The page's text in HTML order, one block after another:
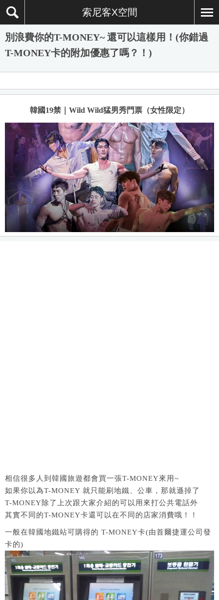
索尼客X空間
別浪費你的T-MONEY~ 還可以這樣用！(你錯過
T-MONEY卡的附加優惠了嗎？！)
韓國19禁｜Wild Wild猛男秀門票（女性限定）
相信很多人到韓國旅遊都會買一張T-MONEY來用~
如果你以為T-MONEY 就只能刷地鐵、公車，那就遜掉了
T-MONEY除了上次跟大家介紹的可以用來打公共電話外
其實不同的T-MONEY卡還可以在不同的店家消費哦！！
一般在韓國地鐵站可購得的 T-MONEY卡(由首爾捷運公司發
卡的)